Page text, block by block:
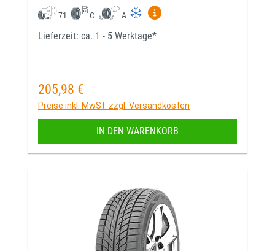
71 C A
Mehr Informationen zum
Lieferzeit: ca. 1 - 5 Werktage*
Regulärer Preis:
205,98 €
Preise inkl. MwSt. zzgl. Versandkosten
IN DEN WARENKORB